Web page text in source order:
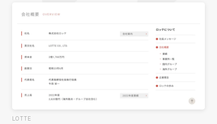
LOTTE